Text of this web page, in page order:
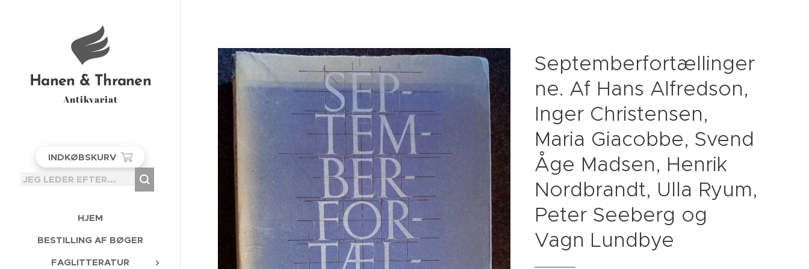
Hanen & Thranen
Antikvariat
INDKØBSKURV
HJEM
BESTILLING AF BØGER
FAGLITTERATUR
Septemberfortællinger
ne. Af Hans Alfredson,
Inger Christensen,
Maria Giacobbe, Svend
Åge Madsen, Henrik
Nordbrandt, Ulla Ryum,
Peter Seeberg og
Vagn Lundbye